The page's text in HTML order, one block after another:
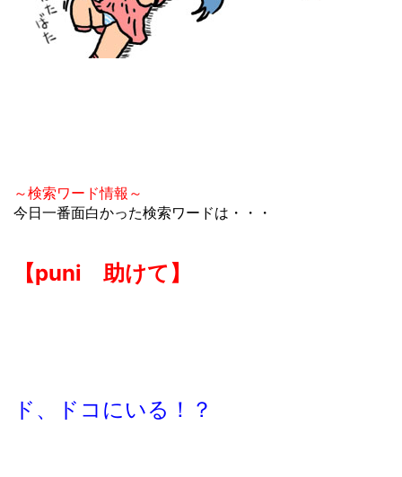
～検索ワード情報～
今日一番面白かった検索ワードは・・・
【puni 助けて】
ド、ドコにいる！？